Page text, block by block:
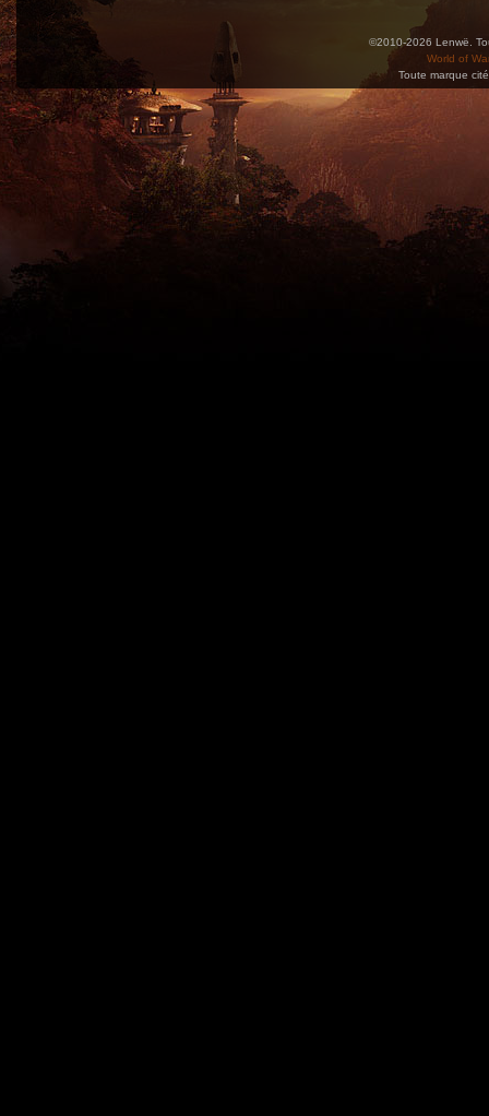
©2010-2026 Lenwë.
World of
Toute marque
Utilisez l'adresse suivante pour accéder au calendrier des évènements depuis d'autres
charge le format iCal.